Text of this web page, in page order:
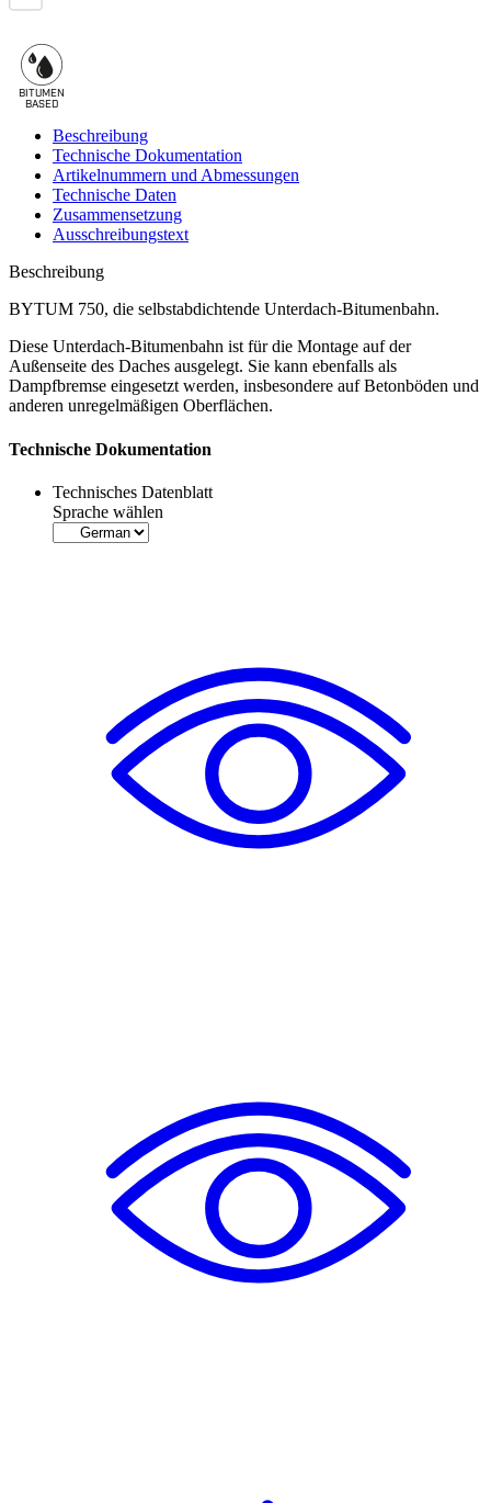
BITUMEN
BASED
Beschreibung
Technische Dokumentation
Artikelnummern und Abmessungen
Technische Daten
Zusammensetzung
Ausschreibungstext
Beschreibung
BYTUM 750, die selbstabdichtende Unterdach-Bitumenbahn.
Diese Unterdach-Bitumenbahn ist für die Montage auf der
Außenseite des Daches ausgelegt. Sie kann ebenfalls als
Dampfbremse eingesetzt werden, insbesondere auf Betonböden und
anderen unregelmäßigen Oberflächen.
Technische Dokumentation
Technisches Datenblatt
Sprache wählen